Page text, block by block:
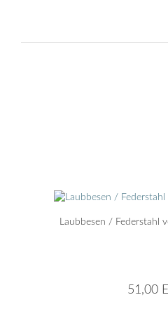
Laubbesen / Federstahl
51,00